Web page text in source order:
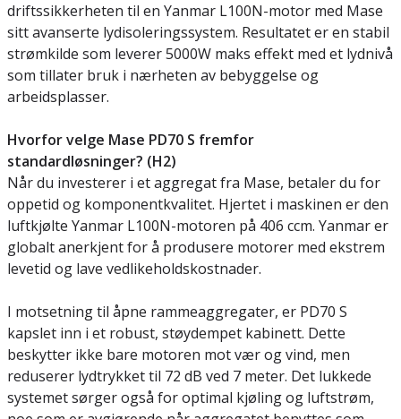
driftssikkerheten til en Yanmar L100N-motor med Mase
sitt avanserte lydisoleringssystem. Resultatet er en stabil
strømkilde som leverer 5000W maks effekt med et lydnivå
som tillater bruk i nærheten av bebyggelse og
arbeidsplasser.
Hvorfor velge Mase PD70 S fremfor
standardløsninger? (H2)
Når du investerer i et aggregat fra Mase, betaler du for
oppetid og komponentkvalitet. Hjertet i maskinen er den
luftkjølte Yanmar L100N-motoren på 406 ccm. Yanmar er
globalt anerkjent for å produsere motorer med ekstrem
levetid og lave vedlikeholdskostnader.
I motsetning til åpne rammeaggregater, er PD70 S
kapslet inn i et robust, støydempet kabinett. Dette
beskytter ikke bare motoren mot vær og vind, men
reduserer lydtrykket til 72 dB ved 7 meter. Det lukkede
systemet sørger også for optimal kjøling og luftstrøm,